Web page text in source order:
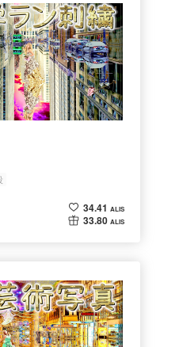
34.41 ALIS
33.80 ALIS